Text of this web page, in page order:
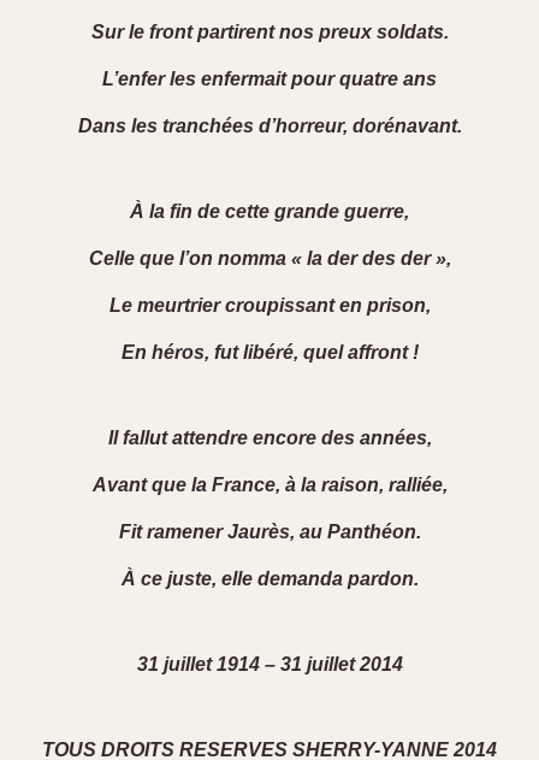
Sur le front partirent nos preux soldats.
L’enfer les enfermait pour quatre ans
Dans les tranchées d’horreur, dorénavant.
À la fin de cette grande guerre,
Celle que l’on nomma « la der des der »,
Le meurtrier croupissant en prison,
En héros, fut libéré, quel affront !
Il fallut attendre encore des années,
Avant que la France, à la raison, ralliée,
Fit ramener Jaurès, au Panthéon.
À ce juste, elle demanda pardon.
31 juillet 1914 – 31 juillet 2014
TOUS DROITS RESERVES SHERRY-YANNE 2014